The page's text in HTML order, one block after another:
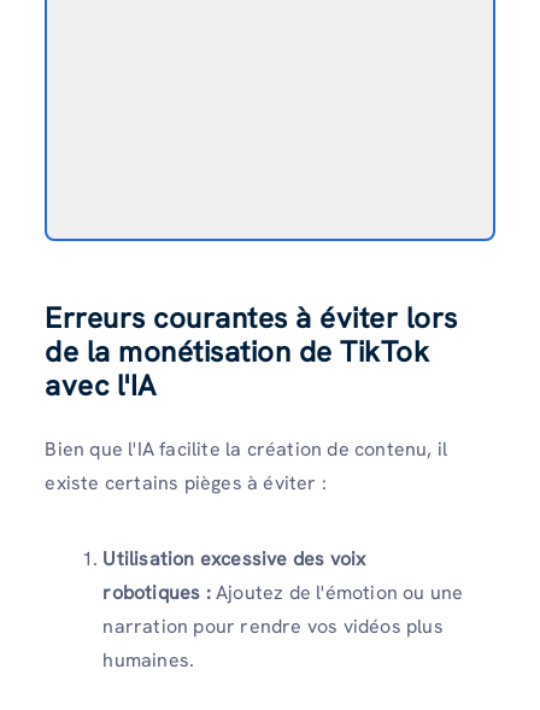
Erreurs courantes à éviter lors
de la monétisation de TikTok
avec l'IA
Bien que l'IA facilite la création de contenu, il
existe certains pièges à éviter :
Utilisation excessive des voix
robotiques :Ajoutez de l'émotion ou une
narration pour rendre vos vidéos plus
humaines.